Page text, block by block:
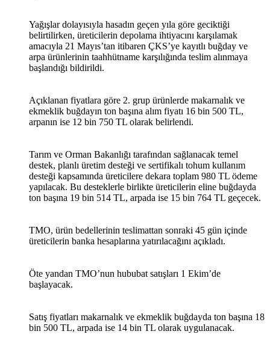
Yağışlar dolayısıyla hasadın geçen yıla göre geciktiği
belirtilirken, üreticilerin depolama ihtiyacını karşılamak
amacıyla 21 Mayıs’tan itibaren ÇKS’ye kayıtlı buğday ve
arpa ürünlerinin taahhütname karşılığında teslim alınmaya
başlandığı bildirildi.
Açıklanan fiyatlara göre 2. grup ürünlerde makarnalık ve
ekmeklik buğdayın ton başına alım fiyatı 16 bin 500 TL,
arpanın ise 12 bin 750 TL olarak belirlendi.
Tarım ve Orman Bakanlığı tarafından sağlanacak temel
destek, planlı üretim desteği ve sertifikalı tohum kullanım
desteği kapsamında üreticilere dekara toplam 980 TL ödeme
yapılacak. Bu desteklerle birlikte üreticilerin eline buğdayda
ton başına 19 bin 514 TL, arpada ise 15 bin 764 TL geçecek.
TMO, ürün bedellerinin teslimattan sonraki 45 gün içinde
üreticilerin banka hesaplarına yatırılacağını açıkladı.
Öte yandan TMO’nun hububat satışları 1 Ekim’de
başlayacak.
Satış fiyatları makarnalık ve ekmeklik buğdayda ton başına 18
bin 500 TL, arpada ise 14 bin TL olarak uygulanacak.